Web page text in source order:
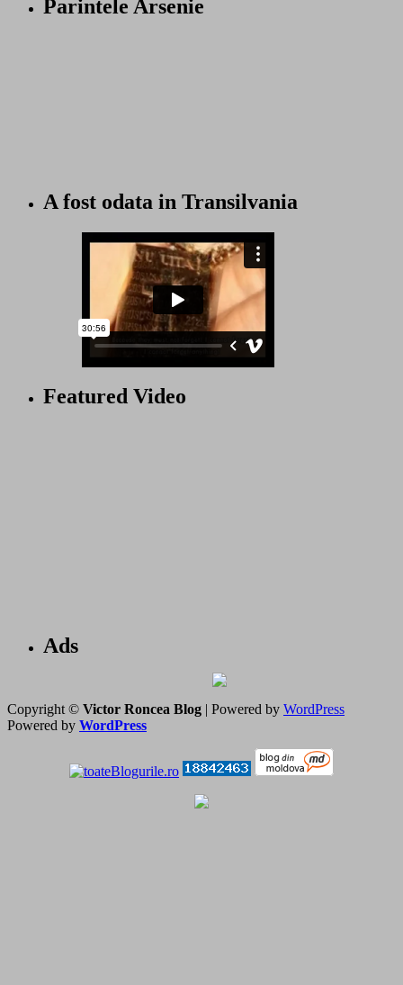
Parintele Arsenie
A fost odata in Transilvania
Featured Video
Ads
Copyright © Victor Roncea Blog | Powered by WordPress
Powered by WordPress